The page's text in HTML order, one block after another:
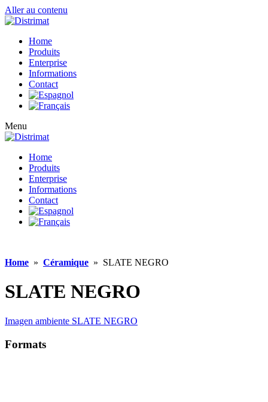
Aller au contenu
Home
Produits
Enterprise
Informations
Contact
Menu
Home
Produits
Enterprise
Informations
Contact
Home » Céramique » SLATE NEGRO
SLATE NEGRO
Imagen ambiente SLATE NEGRO
Formats